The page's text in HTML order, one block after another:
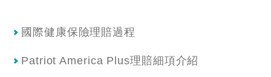
國際健康保險理賠過程
Patriot America Plus理賠細項介紹